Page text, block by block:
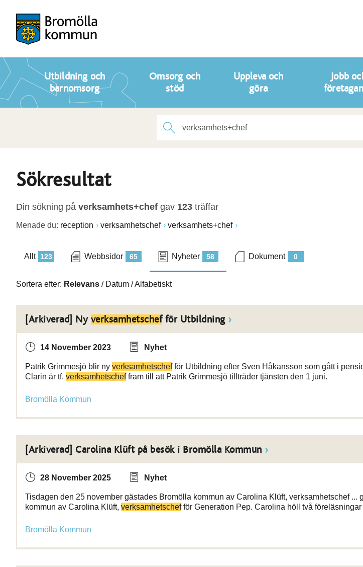
Utbildning och
barnomsorg
Omsorg och
stöd
Uppleva och
göra
Jobb
Sökresultat
Din sökning på verksamhets+chef gav 123 träffar
Menade du: reception verksamhetschef verksamhets+chef
123
Allt 65
Webbsidor 58
Nyheter 0
Dokument
Sortera efter: Relevans / Datum /Alfabetiskt
[Arkiverad] Ny verksamhetschefför Utbildning
14 November 2023 Nyhet
Patrik Grimmesjö blir ny verksamhetschefför Utbildning efter Sven Håkansson som gått i
Clarin är tf. verksamhetscheffram till att Patrik Grimmesjö tillträder tjänsten den 1 juni.
Bromölla Kommun
[Arkiverad] Carolina Klüft på besök i Bromölla Kommun
28 November 2025 Nyhet
Tisdagen den 25 november gästades Bromölla kommun av Carolina Klüft, verksamhetschef ...
kommun av Carolina Klüft, verksamhetschefför Generation Pep. Carolina höll två föreläsningar
Bromölla Kommun